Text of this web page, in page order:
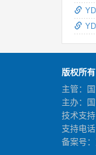
版权所
主管：
主办：
技术支
支持电
备案号：